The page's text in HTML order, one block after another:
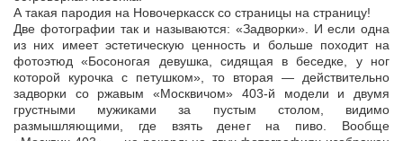
А такая пародия на Новочеркасск со страницы на страницу!
Две фотографии так и называются: «Задворки». И если одна
из них имеет эстетическую ценность и больше походит на
фотоэтюд «Босоногая девушка, сидящая в беседке, у ног
которой курочка с петушком», то вторая — действительно
задворки со ржавым «Москвичом» 403-й модели и двумя
грустными мужиками за пустым столом, видимо
размышляющими, где взять денег на пиво. Вообще